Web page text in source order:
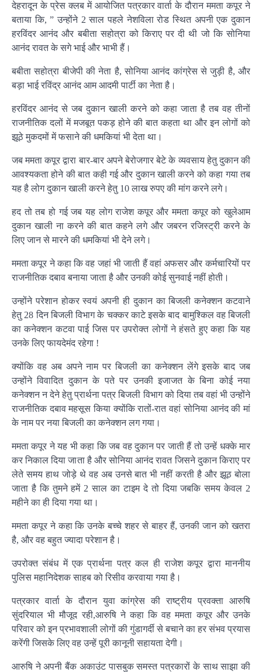
देहरादून के प्रेस क्लब में आयोजित पत्रकार वार्ता के दौरान ममता कपूर ने
बताया कि, ” उन्होंने 2 साल पहले नेशविला रोड स्थित अपनी एक दुकान
हरविंदर आनंद और बबीता सहोत्रा को किराए पर दी थी जो कि सोनिया
आनंद रावत के सगे भाई और भाभी हैं।
बबीता सहोत्रा बीजेपी की नेता है, सोनिया आनंद कांग्रेस से जुड़ी है, और
बड़ा भाई रविंद्र आनंद आम आदमी पार्टी का नेता है।
हरविंदर आनंद से जब दुकान खाली करने को कहा जाता है तब वह तीनों
राजनीतिक दलों में मजबूत पकड़ होने की बात कहता था और इन लोगों को
झूठे मुकदमों में फसाने की धमकियां भी देता था।
जब ममता कपूर द्वारा बार-बार अपने बेरोजगार बेटे के व्यवसाय हेतु दुकान की
आवश्यकता होने की बात कही गई और दुकान खाली करने को कहा गया तब
यह है लोग दुकान खाली करने हेतु 10 लाख रुपए की मांग करने लगे।
हद तो तब हो गई जब यह लोग राजेश कपूर और ममता कपूर को खुलेआम
दुकान खाली ना करने की बात कहने लगे और जबरन रजिस्ट्री करने के
लिए जान से मारने की धमकियां भी देने लगे।
ममता कपूर ने कहा कि वह जहां भी जाती हैं वहां अफसर और कर्मचारियों पर
राजनीतिक दबाव बनाया जाता है और उनकी कोई सुनवाई नहीं होती।
उन्होंने परेशान होकर स्वयं अपनी ही दुकान का बिजली कनेक्शन कटवाने
हेतु 28 दिन बिजली विभाग के चक्कर काटे इसके बाद बामुश्किल वह बिजली
का कनेक्शन कटवा पाई जिस पर उपरोक्त लोगों ने हंसते हुए कहा कि यह
उनके लिए फायदेमंद रहेगा !
क्योंकि वह अब अपने नाम पर बिजली का कनेक्शन लेंगे इसके बाद जब
उन्होंने विवादित दुकान के पते पर उनकी इजाजत के बिना कोई नया
कनेक्शन न देने हेतु प्रार्थना पत्र बिजली विभाग को दिया तब वहां भी उन्होंने
राजनीतिक दबाव महसूस किया क्योंकि रातों-रात वहां सोनिया आनंद की मां
के नाम पर नया बिजली का कनेक्शन लग गया।
ममता कपूर ने यह भी कहा कि जब वह दुकान पर जाती हैं तो उन्हें धक्के मार
कर निकाल दिया जाता है और सोनिया आनंद रावत जिसने दुकान किराए पर
लेते समय हाथ जोड़े थे वह अब उनसे बात भी नहीं करती है और झूठ बोला
जाता है कि तुमने हमें 2 साल का टाइम दे तो दिया जबकि समय केवल 2
महीने का ही दिया गया था।
ममता कपूर ने कहा कि उनके बच्चे शहर से बाहर हैं, उनकी जान को खतरा
है, और वह बहुत ज्यादा परेशान है।
उपरोक्त संबंध में एक प्रार्थना पत्र कल ही राजेश कपूर द्वारा माननीय
पुलिस महानिदेशक साहब को रिसीव करवाया गया है।
पत्रकार वार्ता के दौरान युवा कांग्रेस की राष्ट्रीय प्रवक्ता आरुषि
सुंदरियाल भी मौजूद रही,आरुषि ने कहा कि वह ममता कपूर और उनके
परिवार को इन प्रभावशाली लोगों की गुंडागर्दी से बचाने का हर संभव प्रयास
करेंगी जिसके लिए वह उन्हें पूरी कानूनी सहायता देगी।
आरुषि ने अपनी बैंक अकाउंट पासबुक समस्त पत्रकारों के साथ साझा की